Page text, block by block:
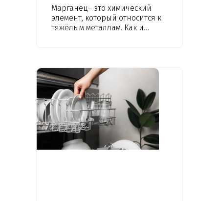
Марганец– это химический
элемент, который относится к
тяжёлым металлам. Как и